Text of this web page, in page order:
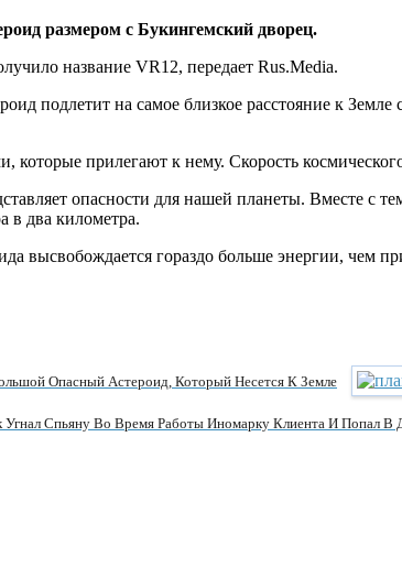
размером с Букингемский дворец.
название VR12, передает Rus.Media.
подлетит на самое близкое расстояние к
прилегают к нему. Скорость
опасности для нашей планеты. Вместе
в два километра.
высвобождается гораздо больше энергии, чем
Опасный Астероид, Который Несется К Земле
Угнал Спьяну Во Время Работы Иномарку Клиента И Попал В